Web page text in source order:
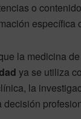
o
específica
la medicina
ya se utiliza
la
decisión